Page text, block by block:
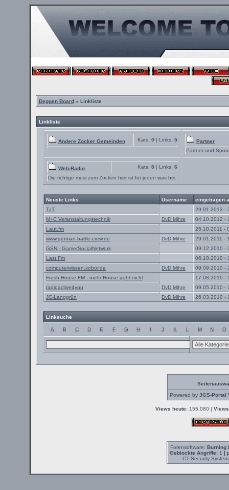
Deppen Board» Linkliste
Linkliste
Andere Zocker Gemeinden Kats: 0 | Links: 5
Partner
Partner und
Web-Radio Kats: 0 | Links: 6
Die richtige musi zum Zocken hier ist für jeden was bei
Neuste Links Username
eingetragen
TzT
29.01.2013 -
M+C Veranstaltungstechnik
DvD Mihre
04.10.2012 -
Laut.fm
25.10.2011 -
www.german-battle-crew.de
DvD Mihre
29.01.2011 -
GSN - GamerSocialNetwork
09.12.2010 -
Last Fm
06.10.2010 -
computerwissen.xobor.de
DvD Mihre
09.09.2010 -
Fresh House FM - mehr House geht nicht
17.08.2010 -
radioactive4you
DvD Mihre
09.05.2010 -
JC-Langgrün
DvD Mihre 26.03.2010 -
Linksuche
A B C D E F G H I J K L M N O
Powered by JGS-Portal
Views heute: 155.080 |
Forensoftware: Burning
Geblockte Angriffe:1 |
CT Security